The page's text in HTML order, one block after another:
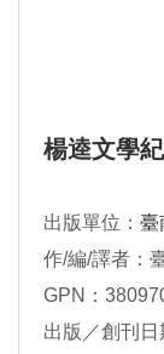
楊逵文學
出版單位： 臺
作/編/譯者：
GPN：
出版／創刊